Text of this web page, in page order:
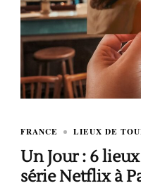
FRANCE LIEUX DE
Un Jour : 6
série Netflix à